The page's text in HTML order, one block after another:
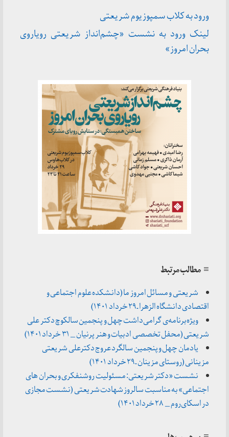
ورود به کلاب سمپوزیوم شریعتی
لینک ورود به نشست «چشم‌انداز شریعتی رویاروی
بحران امروز»
≡ مطالب مرتبط
شریعتی و مسائل امروز ما (دانشکده علوم اجتماعی و
اقتصادی دانشگاه الزهرا ـ ۲۹ خرداد ۱۴۰۱)
ویژه‌برنامه‌ی گرامی‌داشت چهل و پنجمین سالکوچ دکتر علی
شریعتی (محفل تخصصی ادبیات و هنر پرنیان _ ۳۱ خرداد ۱۴۰۱)
یادمان چهل و پنجمین سالگرد عروج دکترعلی شریعتی
مزینانی (روستای مزینان ـ ۲۹ خرداد ۱۴۰۱)
نشست «دکتر شریعتی: مسئولیت روشنفکری و بحران های
اجتماعی» به مناسبت سالروز شهادت شریعتی (نشست مجازی
در اسکای‌روم _ ۲۸ خرداد ۱۴۰۱)